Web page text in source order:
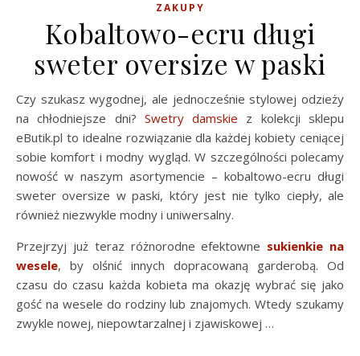
ZAKUPY
Kobaltowo-ecru długi
sweter oversize w paski
Czy szukasz wygodnej, ale jednocześnie stylowej odzieży
na chłodniejsze dni? Swetry damskie z kolekcji sklepu
eButik.pl to idealne rozwiązanie dla każdej kobiety ceniącej
sobie komfort i modny wygląd. W szczególności polecamy
nowość w naszym asortymencie – kobaltowo-ecru długi
sweter oversize w paski, który jest nie tylko ciepły, ale
również niezwykle modny i uniwersalny.
Przejrzyj już teraz różnorodne efektowne sukienkie na
wesele, by olśnić innych dopracowaną garderobą. Od
czasu do czasu każda kobieta ma okazję wybrać się jako
gość na wesele do rodziny lub znajomych. Wtedy szukamy
zwykle nowej, niepowtarzalnej i zjawiskowej …